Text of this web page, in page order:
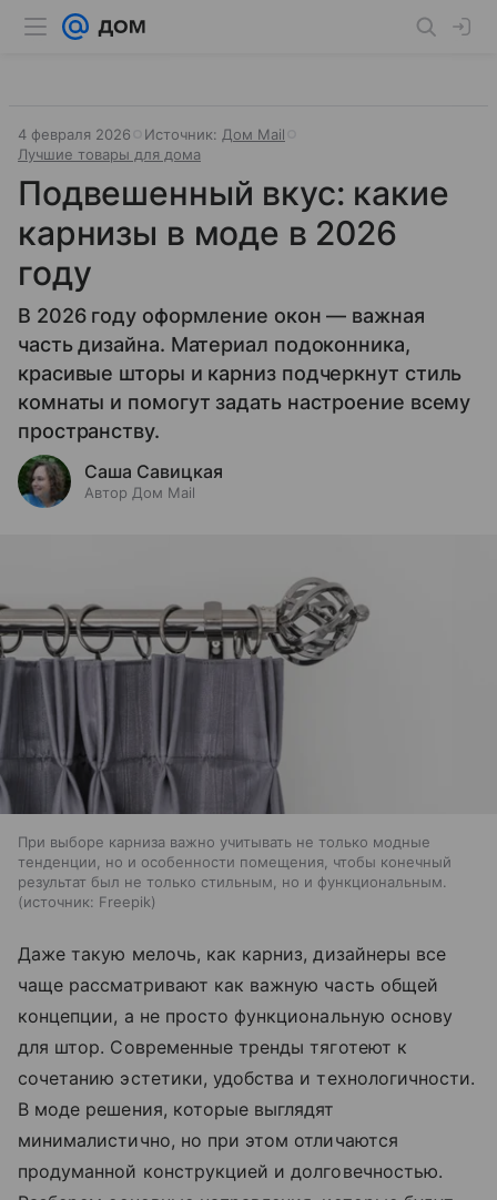
4 февраля 2026 Источник: Дом Mail
Лучшие товары для дома
Подвешенный вкус: какие
карнизы в моде в 2026
году
В 2026 году оформление окон — важная
часть дизайна. Материал подоконника,
красивые шторы и карниз подчеркнут стиль
комнаты и помогут задать настроение всему
пространству.
Саша Савицкая
Автор Дом Mail
При выборе карниза важно учитывать не только модные
тенденции, но и особенности помещения, чтобы конечный
результат был не только стильным, но и функциональным.
источник: Freepik
Даже такую мелочь, как карниз, дизайнеры все
чаще рассматривают как важную часть общей
концепции, а не просто функциональную основу
для штор. Современные тренды тяготеют к
сочетанию эстетики, удобства и технологичности.
В моде решения, которые выглядят
минималистично, но при этом отличаются
продуманной конструкцией и долговечностью.